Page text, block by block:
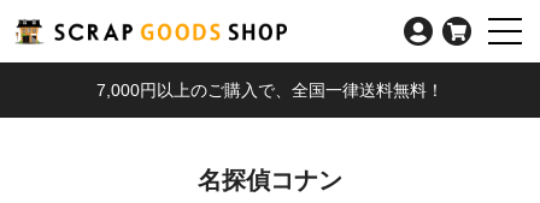
7,000円以上のご購入で、全国一律送料無料！
名探偵コナン